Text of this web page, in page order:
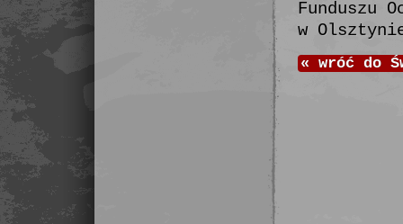
Funduszu
w
« wróć do